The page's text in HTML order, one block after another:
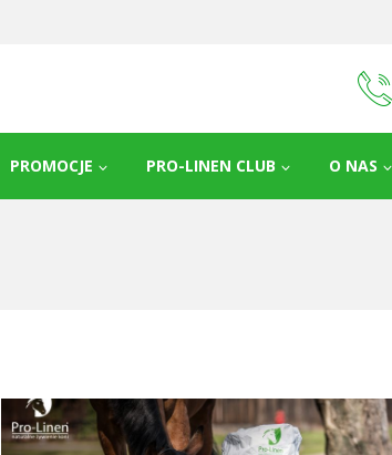
PROMOCJE PRO-LINEN CLUB O NAS